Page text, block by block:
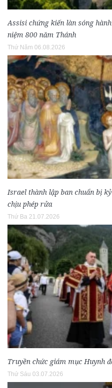
Assisi chứng kiến làn sóng
niệm 800 năm Thánh
Thứ Năm 06.08.2026
Israel thành lập ban chuẩn bị
chịu phép rửa
Thứ Ba 21.07.2026
Truyền chức giám mục Huynh
Thứ Sáu 03.07.2026